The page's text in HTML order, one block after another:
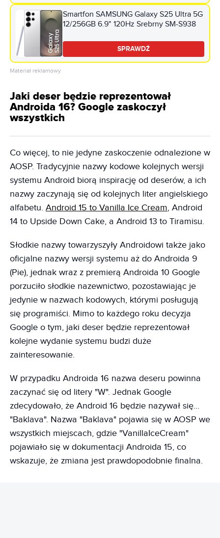
Smartfon SAMSUNG Galaxy S25 Ultra 5G
12/256GB 6.9" 120Hz Srebrny SM-S938
SPRAWDŹ
Materiał reklamowy
Jaki deser będzie reprezentował
Androida 16? Google zaskoczył
wszystkich
Co więcej, to nie jedyne zaskoczenie odnalezione w
AOSP. Tradycyjnie nazwy kodowe kolejnych wersji
systemu Android biorą inspirację od deserów, a ich
nazwy zaczynają się od kolejnych liter angielskiego
alfabetu. Android 15 to Vanilla Ice Cream, Android
14 to Upside Down Cake, a Android 13 to Tiramisu.
Słodkie nazwy towarzyszyły Androidowi także jako
oficjalne nazwy wersji systemu aż do Androida 9
(Pie), jednak wraz z premierą Androida 10 Google
porzuciło słodkie nazewnictwo, pozostawiając je
jedynie w nazwach kodowych, którymi posługują
się programiści. Mimo to każdego roku decyzja
Google o tym, jaki deser będzie reprezentował
kolejne wydanie systemu budzi duże
zainteresowanie.
W przypadku Androida 16 nazwa deseru powinna
zaczynać się od litery "W". Jednak Google
zdecydowało, że Android 16 będzie nazywał się...
"Baklava". Nazwa "Baklava" pojawia się w AOSP we
wszystkich miejscach, gdzie "VanillaIceCream"
pojawiało się w dokumentacji Androida 15, co
wskazuje, że zmiana jest prawdopodobnie finalna.